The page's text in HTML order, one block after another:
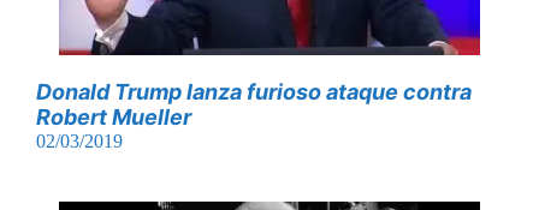
Donald Trump lanza furioso ataque contra
Robert Mueller
02/03/2019